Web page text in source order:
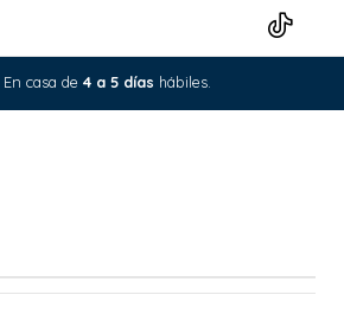
En casa de 4 a 5 días hábiles.